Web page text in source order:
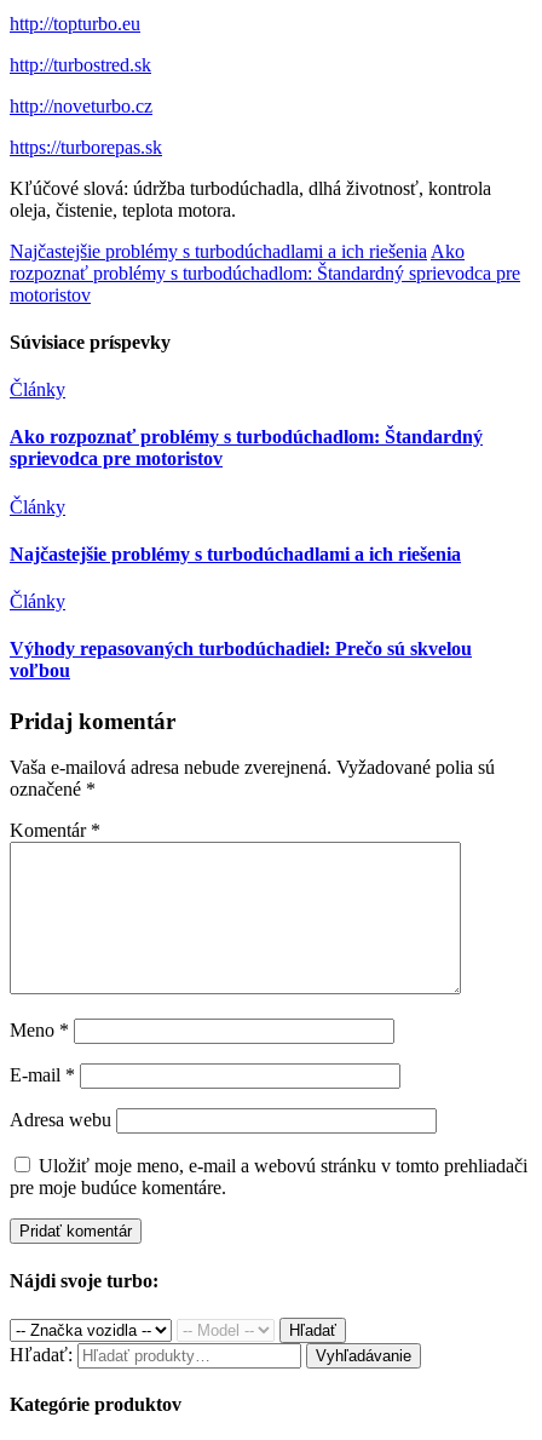
http://topturbo.eu
http://turbostred.sk
http://noveturbo.cz
https://turborepas.sk
Kľúčové slová: údržba turbodúchadla, dlhá životnosť, kontrola
oleja, čistenie, teplota motora.
Najčastejšie problémy s turbodúchadlami a ich riešenia Ako
rozpoznať problémy s turbodúchadlom: Štandardný sprievodca pre
motoristov
Súvisiace príspevky
Články
Ako rozpoznať problémy s turbodúchadlom: Štandardný
sprievodca pre motoristov
Články
Najčastejšie problémy s turbodúchadlami a ich riešenia
Články
Výhody repasovaných turbodúchadiel: Prečo sú skvelou
voľbou
Pridaj komentár
Vaša e-mailová adresa nebude zverejnená. Vyžadované polia sú
označené *
Komentár *
Meno *
E-mail *
Adresa webu
Uložiť moje meno, e-mail a webovú stránku v tomto prehliadači
pre moje budúce komentáre.
Nájdi svoje turbo:
Hľadať
Hľadať: Vyhľadávanie
Kategórie produktov